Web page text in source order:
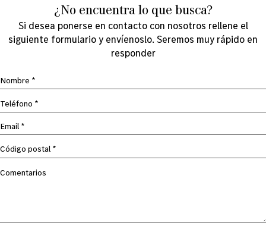
¿No encuentra lo que busca?
Si desea ponerse en contacto con nosotros rellene el
siguiente formulario y envíenoslo. Seremos muy rápido en
responder